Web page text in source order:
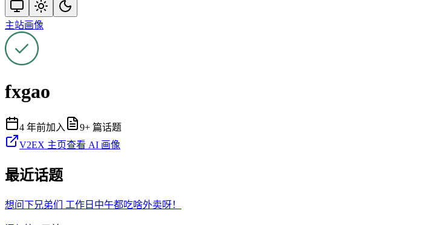
主站画像
fxgao
4 年前加入 9+ 篇话题
V2EX 主页查看 AI 画像
最近话题
想问下兄弟们 工作日中午都吃啥外卖呀！